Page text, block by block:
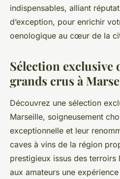
indispensables, alliant
d’exception, pour enrichir
oenologique au cœur de la
Sélection exclusive
grands crus à
Découvrez une sélection
Marseille, soigneusement
exceptionnelle et leur
caves à vins de la région
prestigieux issus des
aux amateurs une